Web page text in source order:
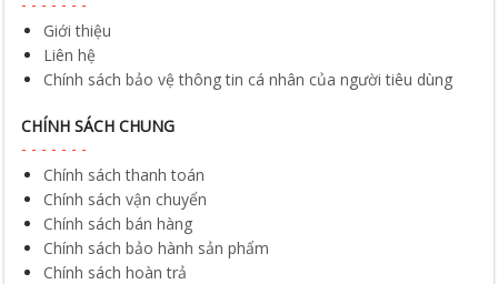
Giới thiệu
Liên hệ
Chính sách bảo vệ thông tin cá nhân của người tiêu dùng
CHÍNH SÁCH CHUNG
Chính sách thanh toán
Chính sách vận chuyển
Chính sách bán hàng
Chính sách bảo hành sản phẩm
Chính sách hoàn trả